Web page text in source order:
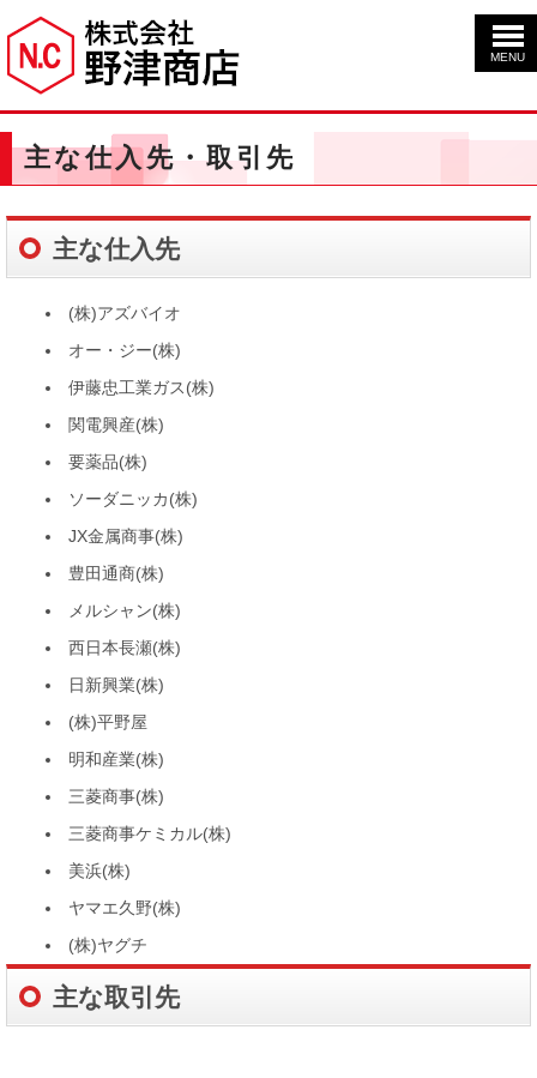
MENU
主な仕入先・取引先
主な仕入先
(株)アズバイオ
オー・ジー(株)
伊藤忠工業ガス(株)
関電興産(株)
要薬品(株)
ソーダニッカ(株)
JX金属商事(株)
豊田通商(株)
メルシャン(株)
西日本長瀬(株)
日新興業(株)
(株)平野屋
明和産業(株)
三菱商事(株)
三菱商事ケミカル(株)
美浜(株)
ヤマエ久野(株)
(株)ヤグチ
主な取引先